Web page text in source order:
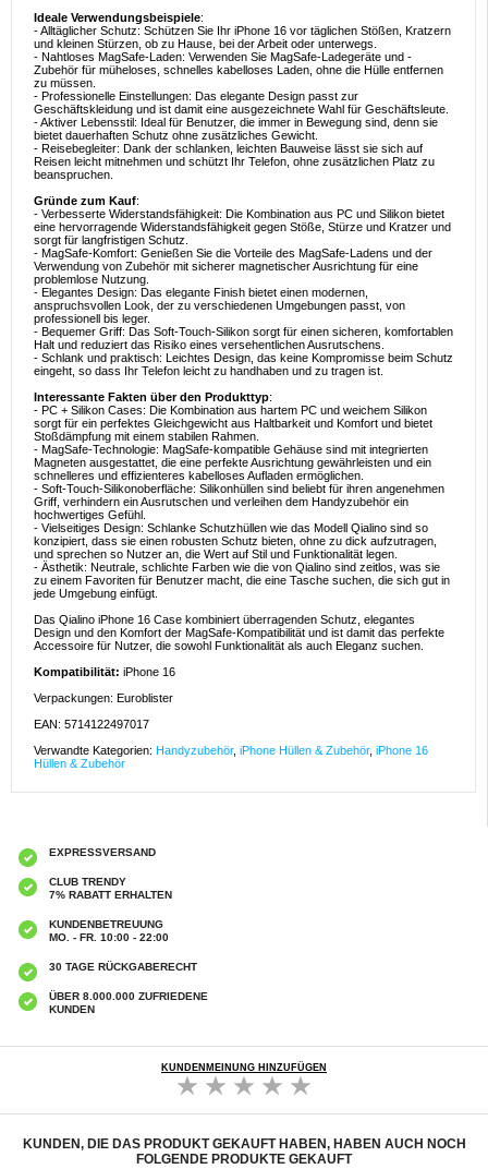
Ideale Verwendungsbeispiele:
- Alltäglicher Schutz: Schützen Sie Ihr iPhone 16 vor täglichen Stößen, Kratzern
und kleinen Stürzen, ob zu Hause, bei der Arbeit oder unterwegs.
- Nahtloses MagSafe-Laden: Verwenden Sie MagSafe-Ladegeräte und -
Zubehör für müheloses, schnelles kabelloses Laden, ohne die Hülle entfernen
zu müssen.
- Professionelle Einstellungen: Das elegante Design passt zur
Geschäftskleidung und ist damit eine ausgezeichnete Wahl für Geschäftsleute.
- Aktiver Lebensstil: Ideal für Benutzer, die immer in Bewegung sind, denn sie
bietet dauerhaften Schutz ohne zusätzliches Gewicht.
- Reisebegleiter: Dank der schlanken, leichten Bauweise lässt sie sich auf
Reisen leicht mitnehmen und schützt Ihr Telefon, ohne zusätzlichen Platz zu
beanspruchen.
Gründe zum Kauf:
- Verbesserte Widerstandsfähigkeit: Die Kombination aus PC und Silikon bietet
eine hervorragende Widerstandsfähigkeit gegen Stöße, Stürze und Kratzer und
sorgt für langfristigen Schutz.
- MagSafe-Komfort: Genießen Sie die Vorteile des MagSafe-Ladens und der
Verwendung von Zubehör mit sicherer magnetischer Ausrichtung für eine
problemlose Nutzung.
- Elegantes Design: Das elegante Finish bietet einen modernen,
anspruchsvollen Look, der zu verschiedenen Umgebungen passt, von
professionell bis leger.
- Bequemer Griff: Das Soft-Touch-Silikon sorgt für einen sicheren, komfortablen
Halt und reduziert das Risiko eines versehentlichen Ausrutschens.
- Schlank und praktisch: Leichtes Design, das keine Kompromisse beim Schutz
eingeht, so dass Ihr Telefon leicht zu handhaben und zu tragen ist.
Interessante Fakten über den Produkttyp:
- PC + Silikon Cases: Die Kombination aus hartem PC und weichem Silikon
sorgt für ein perfektes Gleichgewicht aus Haltbarkeit und Komfort und bietet
Stoßdämpfung mit einem stabilen Rahmen.
- MagSafe-Technologie: MagSafe-kompatible Gehäuse sind mit integrierten
Magneten ausgestattet, die eine perfekte Ausrichtung gewährleisten und ein
schnelleres und effizienteres kabelloses Aufladen ermöglichen.
- Soft-Touch-Silikonoberfläche: Silikonhüllen sind beliebt für ihren angenehmen
Griff, verhindern ein Ausrutschen und verleihen dem Handyzubehör ein
hochwertiges Gefühl.
- Vielseitiges Design: Schlanke Schutzhüllen wie das Modell Qialino sind so
konzipiert, dass sie einen robusten Schutz bieten, ohne zu dick aufzutragen,
und sprechen so Nutzer an, die Wert auf Stil und Funktionalität legen.
- Ästhetik: Neutrale, schlichte Farben wie die von Qialino sind zeitlos, was sie
zu einem Favoriten für Benutzer macht, die eine Tasche suchen, die sich gut in
jede Umgebung einfügt.
Das Qialino iPhone 16 Case kombiniert überragenden Schutz, elegantes
Design und den Komfort der MagSafe-Kompatibilität und ist damit das perfekte
Accessoire für Nutzer, die sowohl Funktionalität als auch Eleganz suchen.
Kompatibilität: iPhone 16
Verpackungen: Euroblister
EAN: 5714122497017
Verwandte Kategorien: Handyzubehör, iPhone Hüllen & Zubehör, iPhone 16
Hüllen & Zubehör
EXPRESSVERSAND
CLUB TRENDY
7% RABATT ERHALTEN
KUNDENBETREUUNG
MO. - FR. 10:00 - 22:00
30 TAGE RÜCKGABERECHT
ÜBER 8.000.000 ZUFRIEDENE
KUNDEN
KUNDENMEINUNG HINZUFÜGEN
KUNDEN, DIE DAS PRODUKT GEKAUFT HABEN, HABEN AUCH NOCH
FOLGENDE PRODUKTE GEKAUFT